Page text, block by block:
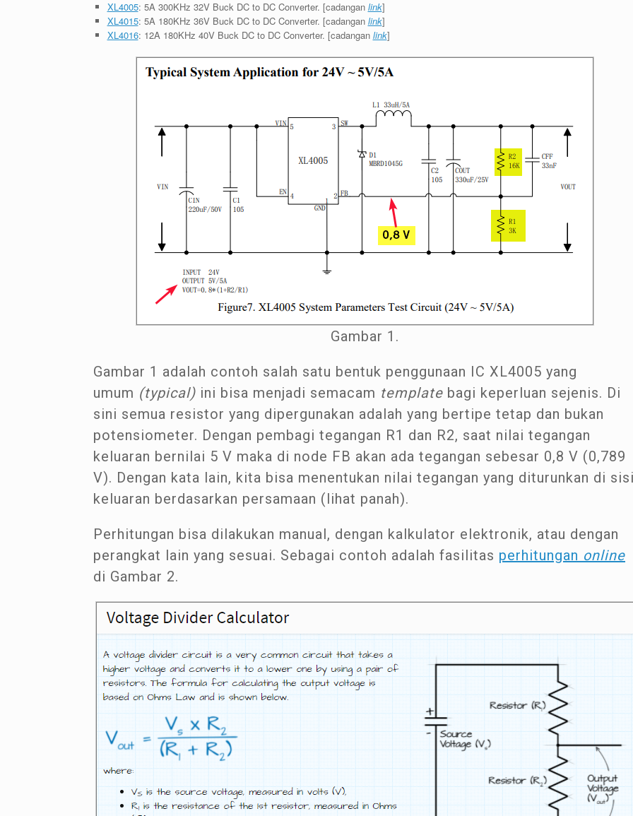
XL4005: 5A 300KHz 32V Buck DC to DC Converter. [cadangan link]
XL4015: 5A 180KHz 36V Buck DC to DC Converter. [cadangan link]
XL4016: 12A 180KHz 40V Buck DC to DC Converter. [cadangan link]
Gambar 1.
Gambar 1 adalah contoh salah satu bentuk penggunaan IC XL4005 yang
umum (typical) ini bisa menjadi semacam template bagi keperluan sejenis. Di
sini semua resistor yang dipergunakan adalah yang bertipe tetap dan bukan
potensiometer. Dengan pembagi tegangan R1 dan R2, saat nilai tegangan
keluaran bernilai 5 V maka di node FB akan ada tegangan sebesar 0,8 V (0,789
V). Dengan kata lain, kita bisa menentukan nilai tegangan yang diturunkan di
keluaran berdasarkan persamaan (lihat panah).
Perhitungan bisa dilakukan manual, dengan kalkulator elektronik, atau dengan
perangkat lain yang sesuai. Sebagai contoh adalah fasilitas perhitungan online
di Gambar 2.